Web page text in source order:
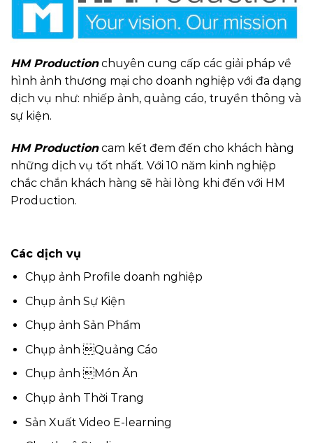
HM Productionchuyên cung cấp các giải pháp về
hình ảnh thương mại cho doanh nghiệp với đa dạng
dịch vụ như: nhiếp ảnh, quảng cáo, truyền thông và
sự kiện.
HM Productioncam kết đem đến cho khách hàng
những dịch vụ tốt nhất. Với 10 năm kinh nghiệp
chắc chắn khách hàng sẽ hài lòng khi đến với HM
Production.
Các dịch vụ
Chụp ảnh Profile doanh nghiệp
Chụp ảnh Sự Kiện
Chụp ảnh Sản Phẩm
Chụp ảnh Quảng Cáo
Chụp ảnh Món Ăn
Chụp ảnh Thời Trang
Sản Xuất Video E-learning